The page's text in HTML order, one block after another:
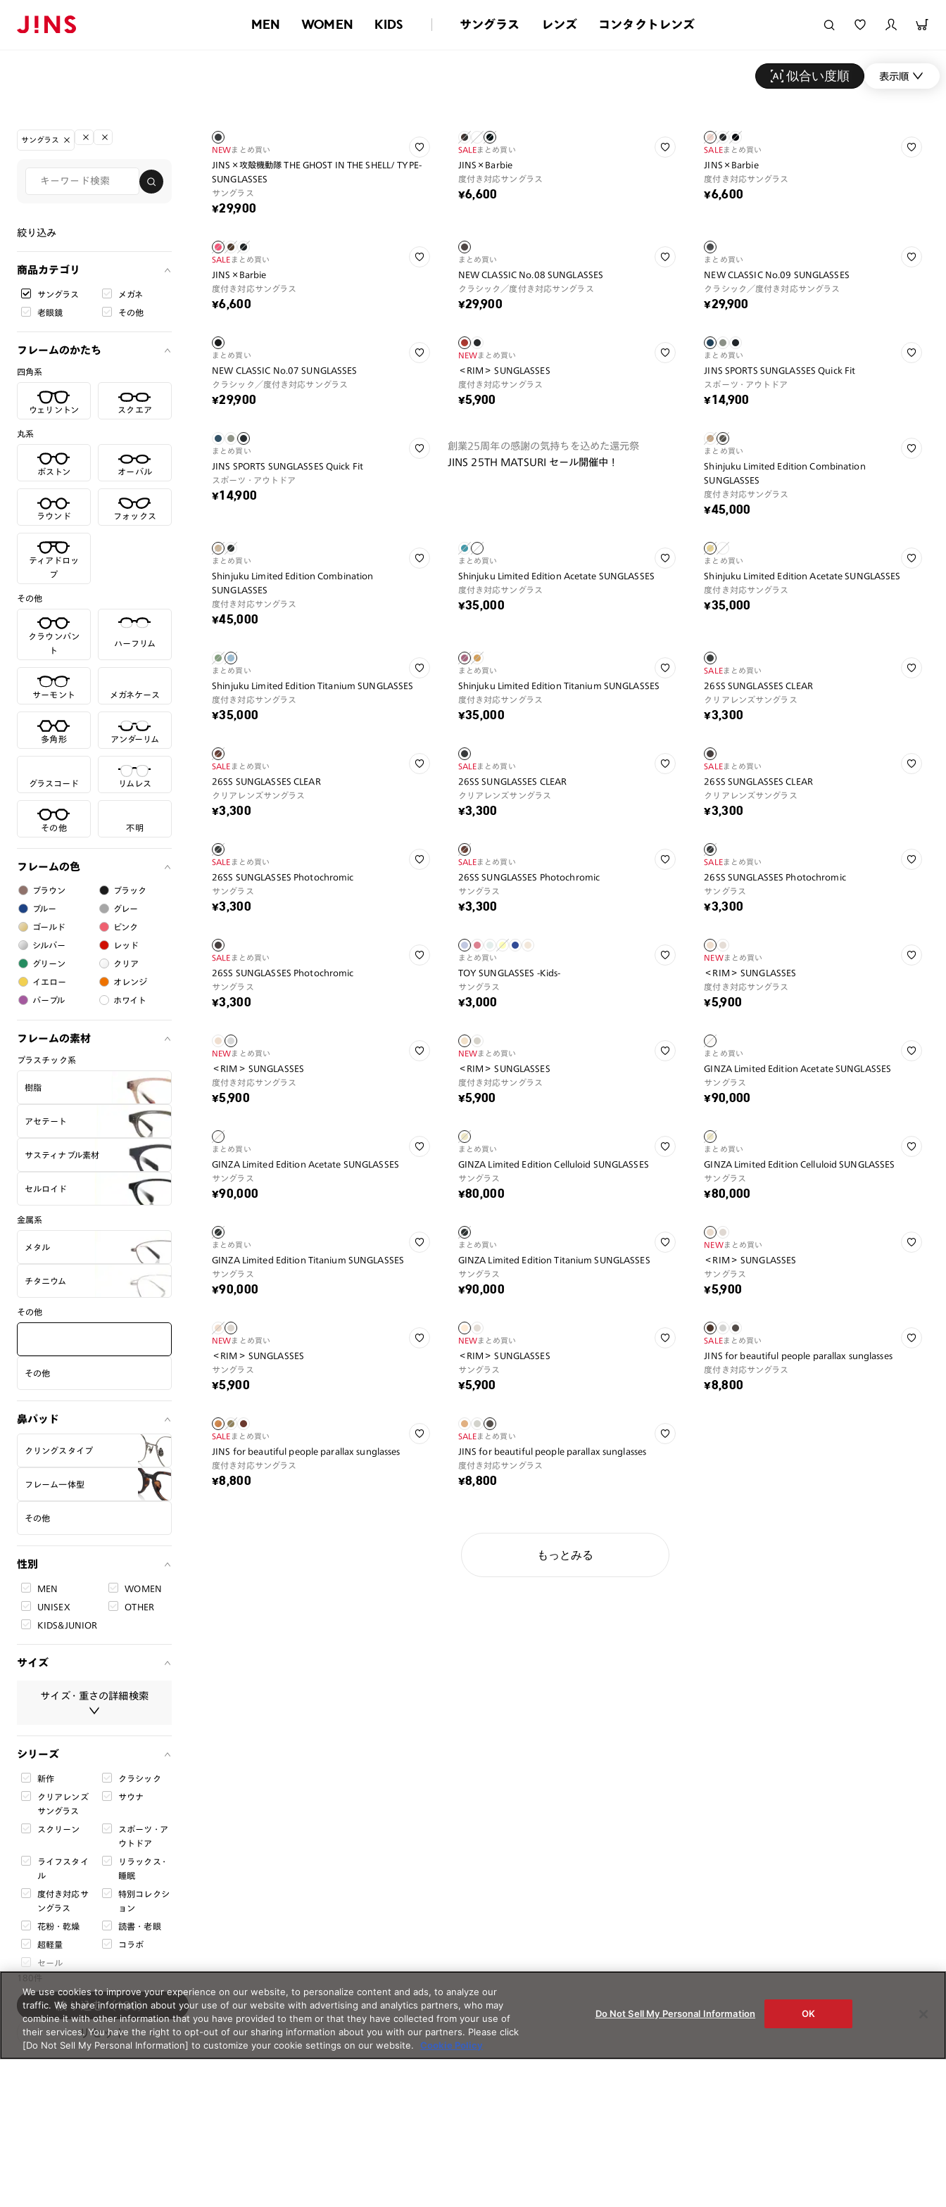
MEN WOMEN KIDS サングラス レンズ コンタクトレンズ
似合い度順 表示順
サングラス
絞り込み
商品カテゴリ
サングラス メガネ
老眼鏡 その他
フレームのかたち
四角系
ウェリントン スクエア
丸系
ボストン オーバル
ラウンド フォックス
ティアドロッ
プ
その他
クラウンパン
ト
ハーフリム
サーモント メガネケース
多角形 アンダーリム
グラスコード リムレス
その他 不明
フレームの色
ブラウン ブラック
ブルー グレー
ゴールド ピンク
シルバー レッド
グリーン クリア
イエロー オレンジ
パープル ホワイト
フレームの素材
プラスチック系
樹脂
アセテート
サスティナブル素材
セルロイド
金属系
メタル
チタニウム
その他
その他
鼻パッド
クリングスタイプ
フレーム一体型
その他
性別
MEN WOMEN
UNISEX OTHER
KIDS&JUNIOR
サイズ
サイズ・重さの詳細検索
サイズ・重さは必ず半角数字で入
力してください。
レンズ幅
mm
ブリッジ幅
テンプル
mm
天地幅
サイズについて
フレームの重さ
g 〜 g
シリーズ
新作 クラシック
クリアレンズ
サングラス
サウナ
スクリーン
スポーツ・ア
ウトドア
ライフスタイ
ル
リラックス・
睡眠
度付き対応サ
ングラス
特別コレクシ
ョン
花粉・乾燥 読書・老眼
超軽量 コラボ
セール
価格・価格タイプ
¥ 〜¥
180件
リセット
絞り込む（180）
NEWまとめ買い
JINS×攻殻機動隊 THE GHOST IN THE SHELL/ TYPE-
SUNGLASSES
サングラス
¥29,900
SALEまとめ買い
JINS×Barbie
度付き対応サングラス
¥6,600
SALEまとめ買い
JINS×Barbie
度付き対応サングラス
¥6,600
SALE まとめ買い
JINS×Barbie
度付き対応サングラス
¥6,600
まとめ買い
NEW CLASSIC No.08 SUNGLASSES
クラシック／度付き対応サングラス
¥29,900
まとめ買い
NEW CLASSIC No.09 SUNGLASSES
クラシック／度付き対応サングラス
¥29,900
まとめ買い
NEW CLASSIC No.07 SUNGLASSES
クラシック／度付き対応サングラス
¥29,900
NEWまとめ買い
＜RIM＞ SUNGLASSES
度付き対応サングラス
¥5,900
まとめ買い
JINS SPORTS SUNGLASSES Quick Fit
スポーツ・アウトドア
¥14,900
まとめ買い
JINS SPORTS SUNGLASSES Quick Fit
スポーツ・アウトドア
¥14,900
創業25周年の感謝の気持ちを込めた還元祭
JINS 25TH MATSURI セール開催中！
まとめ買い
Shinjuku Limited Edition Combination
SUNGLASSES
度付き対応サングラス
¥45,000
まとめ買い
Shinjuku Limited Edition Combination
SUNGLASSES
度付き対応サングラス
¥45,000
まとめ買い
Shinjuku Limited Edition Acetate SUNGLASSES
度付き対応サングラス
¥35,000
まとめ買い
Shinjuku Limited Edition Acetate SUNGLASSES
度付き対応サングラス
¥35,000
まとめ買い
Shinjuku Limited Edition Titanium SUNGLASSES
度付き対応サングラス
¥35,000
まとめ買い
Shinjuku Limited Edition Titanium SUNGLASSES
度付き対応サングラス
¥35,000
SALEまとめ買い
26SS SUNGLASSES CLEAR
クリアレンズサングラス
¥3,300
SALE まとめ買い
26SS SUNGLASSES CLEAR
クリアレンズサングラス
¥3,300
SALEまとめ買い
26SS SUNGLASSES CLEAR
クリアレンズサングラス
¥3,300
SALEまとめ買い
26SS SUNGLASSES CLEAR
クリアレンズサングラス
¥3,300
SALE まとめ買い
26SS SUNGLASSES Photochromic
サングラス
¥3,300
SALEまとめ買い
26SS SUNGLASSES Photochromic
サングラス
¥3,300
SALEまとめ買い
26SS SUNGLASSES Photochromic
サングラス
¥3,300
SALE まとめ買い
26SS SUNGLASSES Photochromic
サングラス
¥3,300
まとめ買い
TOY SUNGLASSES -Kids-
サングラス
¥3,000
NEWまとめ買い
＜RIM＞ SUNGLASSES
度付き対応サングラス
¥5,900
NEWまとめ買い
＜RIM＞ SUNGLASSES
度付き対応サングラス
¥5,900
NEWまとめ買い
＜RIM＞ SUNGLASSES
度付き対応サングラス
¥5,900
まとめ買い
GINZA Limited Edition Acetate SUNGLASSES
サングラス
¥90,000
まとめ買い
GINZA Limited Edition Acetate SUNGLASSES
サングラス
¥90,000
まとめ買い
GINZA Limited Edition Celluloid SUNGLASSES
サングラス
¥80,000
まとめ買い
GINZA Limited Edition Celluloid SUNGLASSES
サングラス
¥80,000
まとめ買い
GINZA Limited Edition Titanium SUNGLASSES
サングラス
¥90,000
まとめ買い
GINZA Limited Edition Titanium SUNGLASSES
サングラス
¥90,000
NEWまとめ買い
＜RIM＞ SUNGLASSES
サングラス
¥5,900
NEWまとめ買い
＜RIM＞ SUNGLASSES
サングラス
¥5,900
NEWまとめ買い
＜RIM＞ SUNGLASSES
サングラス
¥5,900
SALEまとめ買い
JINS for beautiful people parallax sunglasses
度付き対応サングラス
¥8,800
SALE まとめ買い
JINS for beautiful people parallax sunglasses
度付き対応サングラス
¥8,800
SALEまとめ買い
JINS for beautiful people parallax sunglasses
度付き対応サングラス
¥8,800
もっとみる
We use cookies to improve your experience on our website, to personalize content and ads, to analyze our
traffic. We share information about your use of our website with advertising and analytics partners, who may
combine it with other information that you have provided to them or that they have collected from your use of
their services. You have the right to opt-out of our sharing information about you with our partners. Please click
[Do Not Sell My Personal Information] to customize your cookie settings on our website.
Cookie Policy
Do Not Sell My Personal Information OK